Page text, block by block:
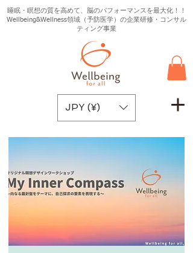
睡眠・瞑想の質を高めて、脳のパフォーマンスを最大化！！
Wellbeing&Wellness領域（予防医学）の企業研修・コンサル
ティング事業
JPY (¥)